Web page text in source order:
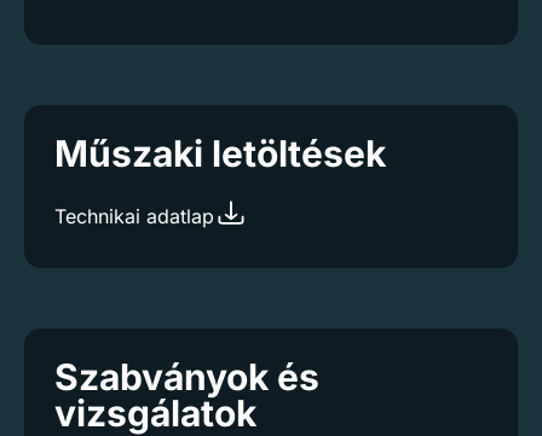
Műszaki letöltések
Technikai adatlap
Szabványok és
vizsgálatok